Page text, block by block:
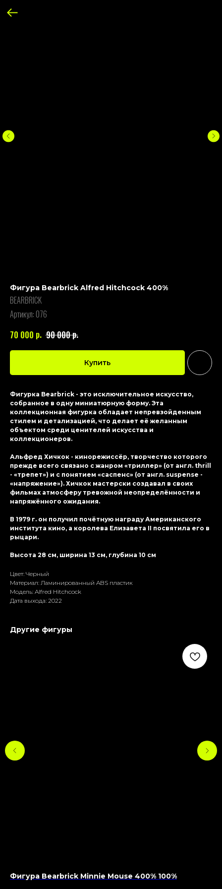
Фигура Bearbrick Alfred Hitchcock 400%
BEARBRICK
Артикул: 076
70 000 р. 90 000р.
Купить
Фигурка Bearbrick - это исключительное искусство,
собранное в одну миниатюрную форму. Эта
коллекционная фигурка обладает непревзойденным
стилем и детализацией, что делает её желанным
объектом среди ценителей искусства и
коллекционеров.
Альфред Хичкок - кинорежиссёр, творчество которого
прежде всего связано с жанром «триллер» (от англ. thrill
- «трепет») и с понятием «саспенс» (от англ. suspense -
«напряжение»). Хичкок мастерски создавал в своих
фильмах атмосферу тревожной неопределённости и
напряжённого ожидания.
В 1979 г. он получил почётную награду Американского
института кино, а королева Елизавета II посвятила его в
рыцари.
Высота 28 см, ширина 13 см, глубина 10 см
Цвет: Черный
Материал: Ламиниpoванный ABS пластик
Модель: Alfred Hitchcock
Дата выхода: 2022
Другие фигуры
Фигура Bearbrick Minnie Mouse 400% 100%